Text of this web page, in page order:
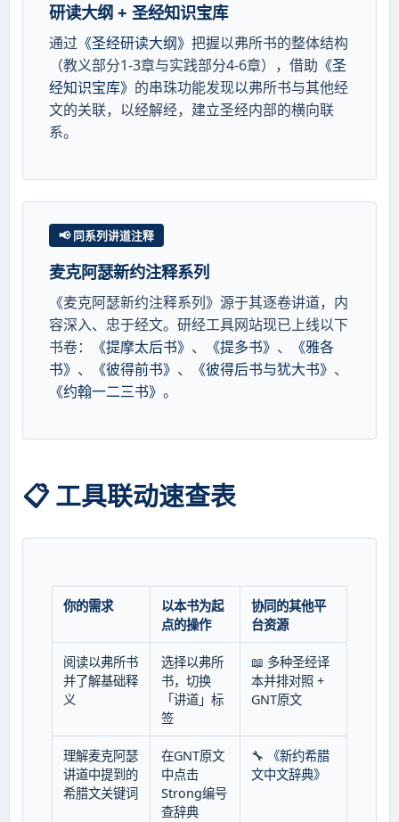
研读大纲 + 圣经知识宝库
通过 《圣经研读大纲》 把握以弗所书的整体结构
（教义部分1-3章与实践部分4-6章），借助 《圣
经知识宝库》 的串珠功能发现以弗所书与其他经
文的关联，以经解经，建立圣经内部的横向联
系。
📢 同系列讲道注释
麦克阿瑟新约注释系列
《麦克阿瑟新约注释系列》源于其逐卷讲道，内
容深入、忠于经文。研经工具网站现已上线以下
书卷：
《提摩太后书》 、 《提多书》 、
《雅各
书》 、 《彼得前书》 、 《彼得后书与犹大书》 、
《约翰一二三书》 。
📋 工具联动速查表
你的需求
以本书为起
点的操作
协同的其他平
台资源
阅读以弗所书
并了解基础释
义
选择以弗所
书，切换
「讲道」标
签
📖 多种圣经译
本并排对照 +
GNT原文
理解麦克阿瑟
讲道中提到的
希腊文关键词
在GNT原文
中点击
Strong编号
查辞典
🔧
《新约希腊
文中文辞典》